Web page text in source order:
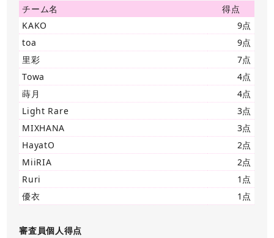
チーム名
得点
KAKO
9点
toa
9点
里彩
7点
Towa
4点
蒔月
4点
Light Rare
3点
MIXHANA
3点
HayatO
2点
MiiRIA
2点
Ruri
1点
優衣
1点
審査員個人得点